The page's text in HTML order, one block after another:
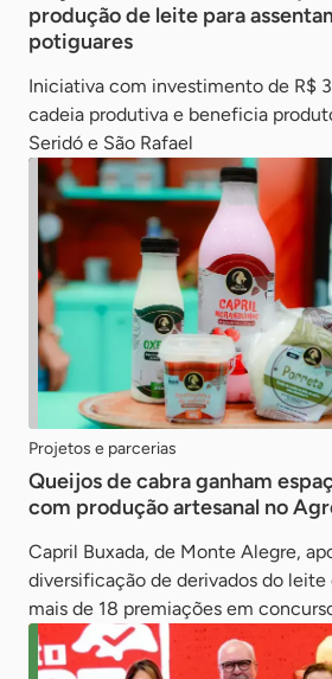
produção de leite para
potiguares
Iniciativa com investimento de R$
cadeia produtiva e beneficia
Seridó e São Rafael
Projetos e parcerias
Queijos de cabra ganham
com produção artesanal no
Capril Buxada, de Monte Alegre,
diversificação de derivados do leite
mais de 18 premiações em